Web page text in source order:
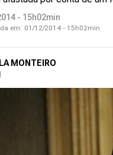
- 15h02min
em: 01/12/2014 - 15h02min
MONTEIRO